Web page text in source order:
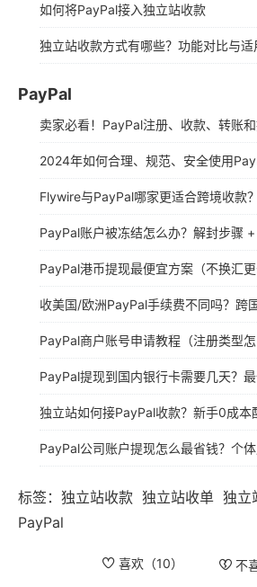
如何将PayPal接入独立站收款
独立站收款方式有哪些？功能对比与
PayPal
卖家必看！PayPal注册、收款、转账
2024年如何合理、规范、安全使用
PayPal账户被冻结怎么办？解封步骤
PayPal港币提现最便宜方案（不换汇更
收美国/欧洲PayPal手续费不同吗？跨
PayPal商户账号申请教程（注册类型怎
PayPal提现到国内银行卡需要几天？
独立站如何接PayPal收款？新手0成本
PayPal公司账户提现怎么最省钱？个
标签： 独立站收款 独立站收单 独立
PayPal
喜欢（10） 不